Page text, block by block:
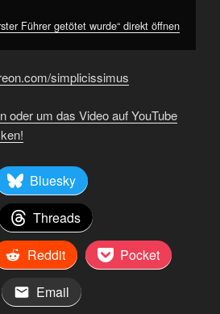
Führer getötet wurde“ direkt öffnen
simplicissimus
oder um das Video auf YouTube
Bluesky
Threads
Reddit
Pocket
Email